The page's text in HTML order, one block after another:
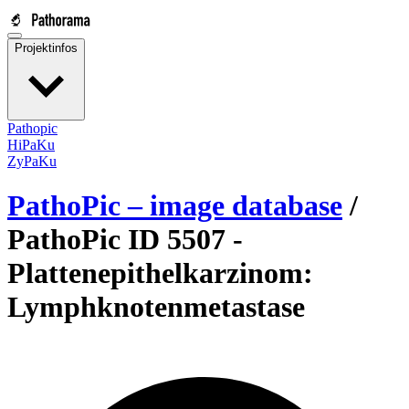
Projektinfos
Pathopic
HiPaKu
ZyPaKu
PathoPic – image database /
PathoPic ID 5507 -
Plattenepithelkarzinom:
Lymphknotenmetastase